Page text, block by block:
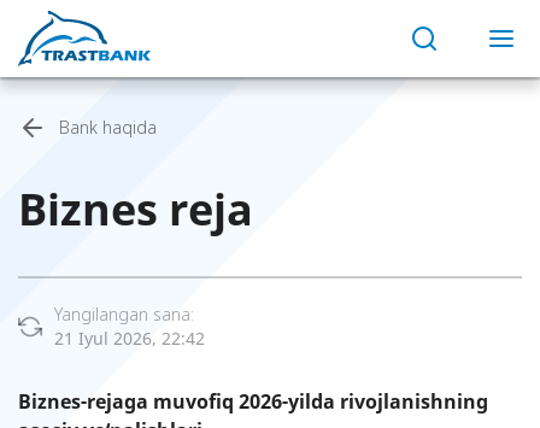
Bank haqida
Biznes reja
Yangilangan sana:
21 Iyul 2026, 22:42
Biznes-rejaga muvofiq 2026-yilda rivojlanishning